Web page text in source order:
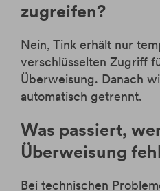
zugreifen?
Nein, Tink erhält nur
verschlüsselten Zugriff
Überweisung. Danach
automatisch getrennt.
Was passiert,
Überweisung
Bei technischen